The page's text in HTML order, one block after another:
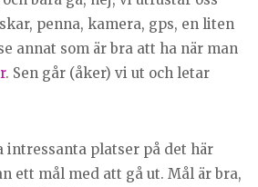
penna, kamera, gps, en liten
annat som är bra att ha när man
. Sen går (åker) vi ut och letar
intressanta platser på det här
ett mål med att gå ut. Mål är bra,